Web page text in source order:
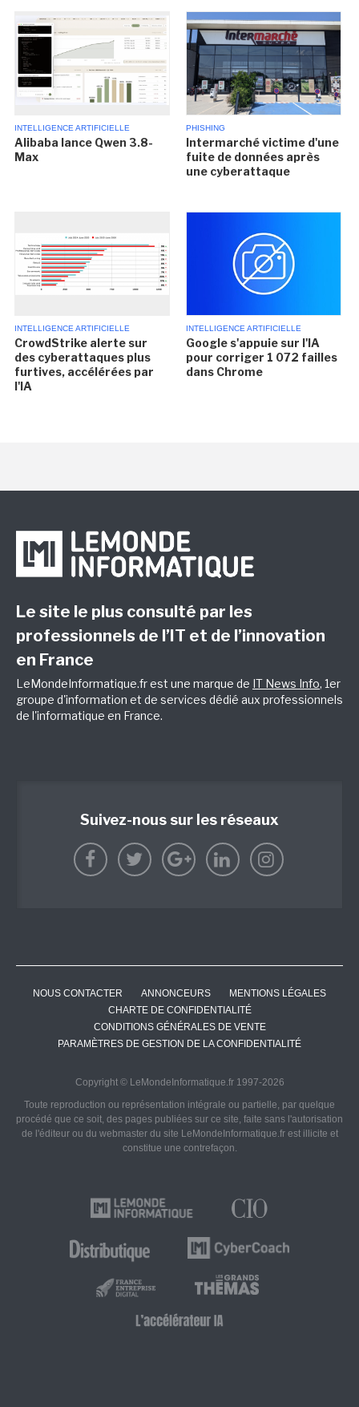
INTELLIGENCE ARTIFICIELLE
Alibaba lance Qwen 3.8-
Max
PHISHING
Intermarché victime d'une
fuite de données après
une cyberattaque
INTELLIGENCE ARTIFICIELLE
CrowdStrike alerte sur
des cyberattaques plus
furtives, accélérées par
l'IA
INTELLIGENCE ARTIFICIELLE
Google s'appuie sur l'IA
pour corriger 1 072 failles
dans Chrome
Le site le plus consulté par les
professionnels de l’IT et de l’innovation
en France
LeMondeInformatique.fr est une marque de IT News Info, 1er
groupe d'information et de services dédié aux professionnels
de l'informatique en France.
Suivez-nous sur les réseaux
NOUS CONTACTER ANNONCEURS
MENTIONS LÉGALES
CHARTE DE CONFIDENTIALITÉ
CONDITIONS GÉNÉRALES DE VENTE
PARAMÈTRES DE GESTION DE LA CONFIDENTIALITÉ
Copyright © LeMondeInformatique.fr 1997-2026
Toute reproduction ou représentation intégrale ou partielle, par quelque
procédé que ce soit, des pages publiées sur ce site, faite sans l'autorisation
de l'éditeur ou du webmaster du site LeMondeInformatique.fr est illicite et
constitue une contrefaçon.